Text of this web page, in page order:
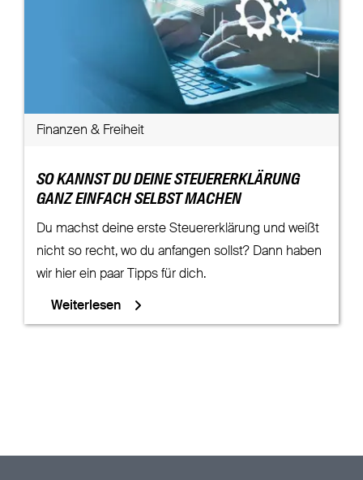
Finanzen & Freiheit
SO KANNST DU DEINE STEUERERKLÄRUNG
GANZ EINFACH SELBST MACHEN
Du machst deine erste Steuererklärung und weißt
nicht so recht, wo du anfangen sollst? Dann haben
wir hier ein paar Tipps für dich.
Weiterlesen